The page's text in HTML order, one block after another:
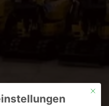
Mit